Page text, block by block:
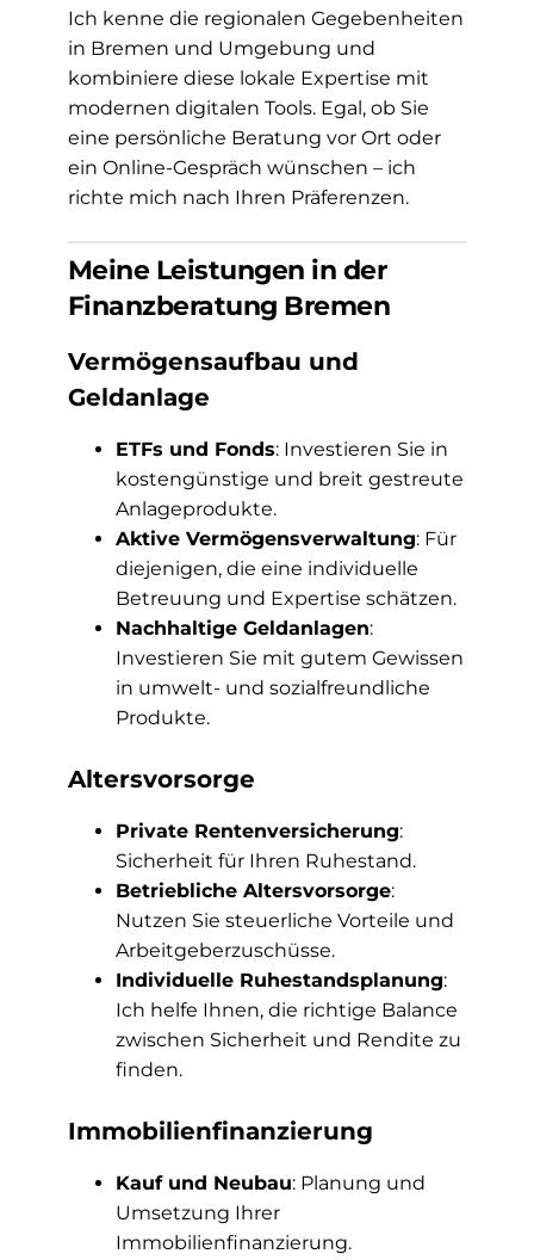
Ich kenne die regionalen Gegebenheiten
in Bremen und Umgebung und
kombiniere diese lokale Expertise mit
modernen digitalen Tools. Egal, ob Sie
eine persönliche Beratung vor Ort oder
ein Online-Gespräch wünschen – ich
richte mich nach Ihren Präferenzen.
Meine Leistungen in der
Finanzberatung Bremen
Vermögensaufbau und
Geldanlage
ETFs und Fonds: Investieren Sie in
kostengünstige und breit gestreute
Anlageprodukte.
Aktive Vermögensverwaltung: Für
diejenigen, die eine individuelle
Betreuung und Expertise schätzen.
Nachhaltige Geldanlagen:
Investieren Sie mit gutem Gewissen
in umwelt- und sozialfreundliche
Produkte.
Altersvorsorge
Private Rentenversicherung:
Sicherheit für Ihren Ruhestand.
Betriebliche Altersvorsorge:
Nutzen Sie steuerliche Vorteile und
Arbeitgeberzuschüsse.
Individuelle Ruhestandsplanung:
Ich helfe Ihnen, die richtige Balance
zwischen Sicherheit und Rendite zu
finden.
Immobilienfinanzierung
Kauf und Neubau: Planung und
Umsetzung Ihrer
Immobilienfinanzierung.